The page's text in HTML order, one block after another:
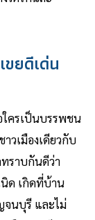
ยดีเด่น
รเป็นบรรพชน
วเมืองเดียวกับ
ราบกันดีว่า
ด เกิดที่บ้าน
จนบุรี และไม่